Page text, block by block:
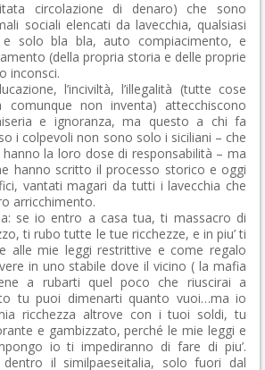
circolazione di denaro) che sono
sociali elencati da lavecchia, qualsiasi
solo bla bla, auto compiacimento, e
(della propria storia e delle proprie
inconsci.
l’inciviltà, l’illegalità (tutte cose
comunque non inventa) attecchiscono
e ignoranza, ma questo a chi fa
i colpevoli non sono solo i siciliani – che
hanno la loro dose di responsabilità – ma
hanno scritto il processo storico e oggi
vantati magari da tutti i lavecchia che
arricchimento.
se io entro a casa tua, ti massacro di
ti rubo tutte le tue ricchezze, e in piu’ ti
alle mie leggi restrittive e come regalo
in uno stabile dove il vicino ( la mafia
a rubarti quel poco che riuscirai a
tu puoi dimenarti quanto vuoi…ma io
ricchezza altrove con i tuoi soldi, tu
e gambizzato, perché le mie leggi e
io ti impediranno di fare di piu’.
il similpaeseitalia, solo fuori dal